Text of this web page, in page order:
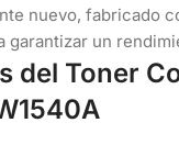
nuevo, fabricado
garantizar un
del Toner